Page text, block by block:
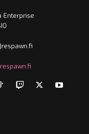
Enterprise